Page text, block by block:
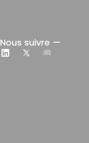
Nous suivre —